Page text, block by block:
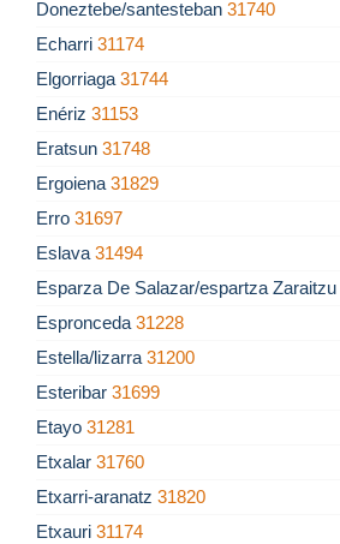
Doneztebe/santesteban 31740
Echarri 31174
Elgorriaga 31744
Enériz 31153
Eratsun 31748
Ergoiena 31829
Erro 31697
Eslava 31494
Esparza De Salazar/espartza Zaraitzu
Espronceda 31228
Estella/lizarra 31200
Esteribar 31699
Etayo 31281
Etxalar 31760
Etxarri-aranatz 31820
Etxauri 31174